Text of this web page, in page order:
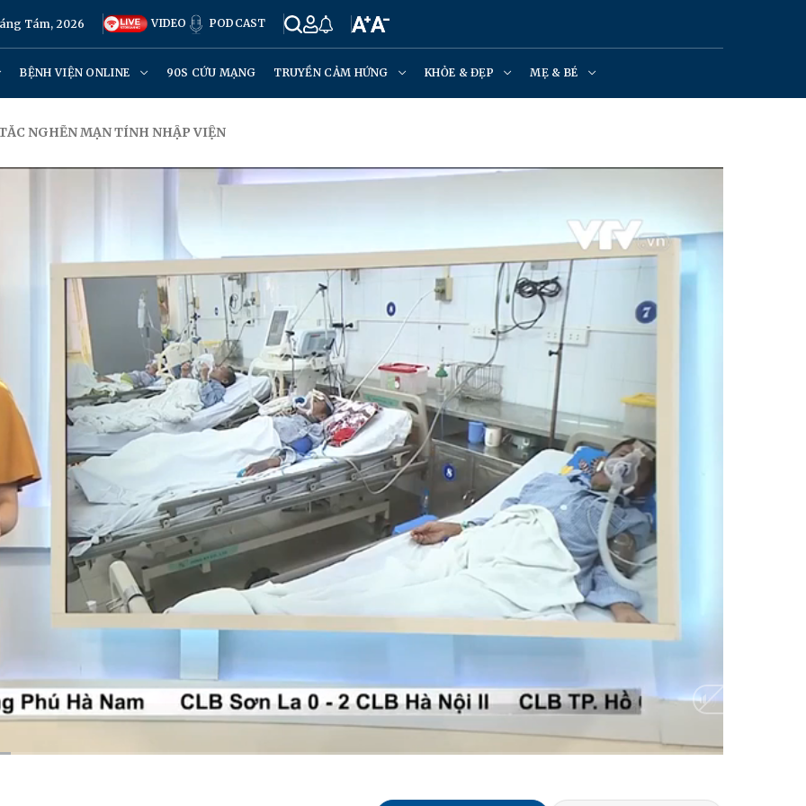
Tám, 2026 VIDEO PODCAST
BỆNH VIỆN ONLINE 90S CỨU MẠNG TRUYỀN CẢM HỨNG KHỎE & ĐẸP MẸ & BÉ
NGHẼN MẠN TÍNH NHẬP VIỆN